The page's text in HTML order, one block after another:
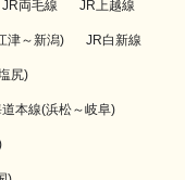
JR両毛線 JR上越線
津～新潟) JR白新線
尻)
本線(浜松～岐阜)